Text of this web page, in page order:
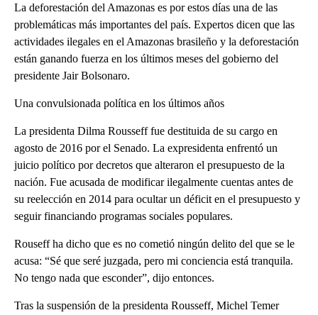
La deforestación del Amazonas es por estos días una de las
problemáticas más importantes del país. Expertos dicen que las
actividades ilegales en el Amazonas brasileño y la deforestación
están ganando fuerza en los últimos meses del gobierno del
presidente Jair Bolsonaro.
Una convulsionada política en los últimos años
La presidenta Dilma Rousseff fue destituida de su cargo en
agosto de 2016 por el Senado. La expresidenta enfrentó un
juicio político por decretos que alteraron el presupuesto de la
nación. Fue acusada de modificar ilegalmente cuentas antes de
su reelección en 2014 para ocultar un déficit en el presupuesto y
seguir financiando programas sociales populares.
Rouseff ha dicho que es no cometió ningún delito del que se le
acusa: “Sé que seré juzgada, pero mi conciencia está tranquila.
No tengo nada que esconder”, dijo entonces.
Tras la suspensión de la presidenta Rousseff, Michel Temer